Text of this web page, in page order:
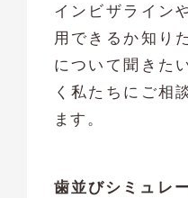
インビザライン
用できるか知り
について聞きた
く私たちにご相
ます。
歯並びシミュレ